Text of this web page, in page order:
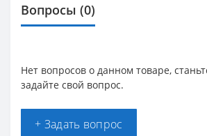
Вопросы (0)
Нет вопросов о данном товаре,
задайте свой вопрос.
+ Задать вопрос